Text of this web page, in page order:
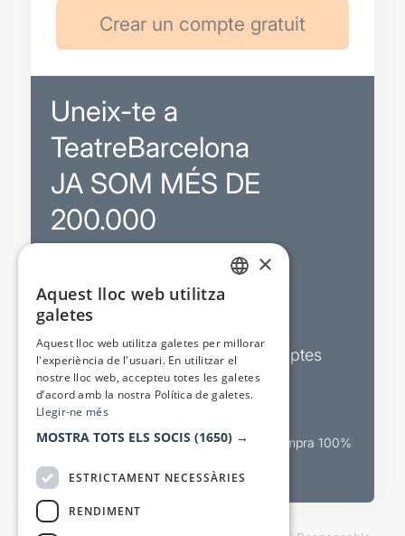
Uneix-te a
TeatreBarcelona
JA SOM MÉS DE
200.000
Sortejos exclusius
Butlletins d’actualitat i descomptes
Valora espectacles
Canal oficial de venda teatral Compra 100%
×
Aquest lloc web utilitza
galetes
Aquest lloc web utilitza galetes per millorar
l'experiència de l'usuari. En utilitzar el
nostre lloc web, accepteu totes les galetes
d’acord amb la nostra Política de galetes.
Llegir-ne més
MOSTRA TOTS ELS SOCIS (1650) →
ESTRICTAMENT NECESSÀRIES
RENDIMENT